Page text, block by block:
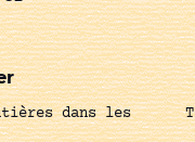
dans les